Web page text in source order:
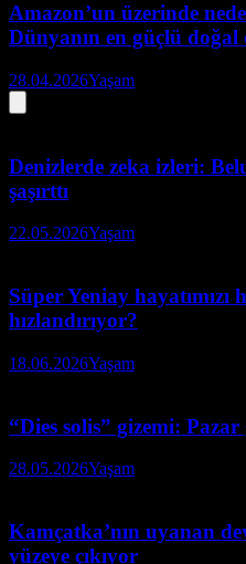
Amazon’un üzerinde
Dünyanın en güçlü doğal
28.04.2026Yaşam
Denizlerde zeka izleri:
şaşırttı
22.05.2026Yaşam
Süper Yeniay
hızlandırıyor?
18.06.2026Yaşam
“Dies solis” gizemi:
28.05.2026Yaşam
Kamçatka’nın uyanan
yüzeye çıkıyor